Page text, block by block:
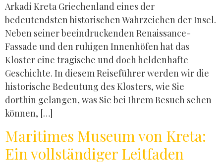
Arkadi Kreta Griechenland eines der
bedeutendsten historischen Wahrzeichen der Insel.
Neben seiner beeindruckenden Renaissance-
Fassade und den ruhigen Innenhöfen hat das
Kloster eine tragische und doch heldenhafte
Geschichte. In diesem Reiseführer werden wir die
historische Bedeutung des Klosters, wie Sie
dorthin gelangen, was Sie bei Ihrem Besuch sehen
können, […]
Maritimes Museum von Kreta:
Ein vollständiger Leitfaden